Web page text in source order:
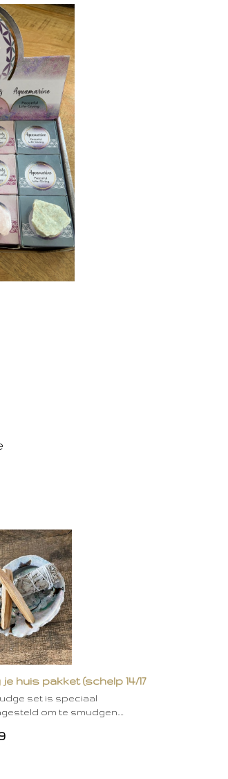
je huis pakket (schelp 14/17
set is speciaal
om te smudgen.…